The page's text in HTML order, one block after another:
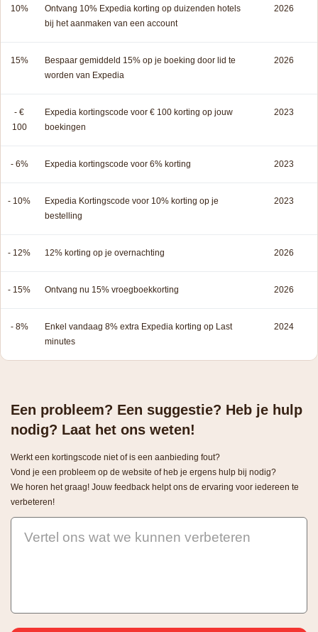
10%
Ontvang 10% Expedia korting op duizenden hotels
bij het aanmaken van een account
2026
15%
Bespaar gemiddeld 15% op je boeking door lid te
worden van Expedia
2026
- €
100
Expedia kortingscode voor € 100 korting op jouw
boekingen
2023
- 6% Expedia kortingscode voor 6% korting 2023
- 10%
Expedia Kortingscode voor 10% korting op je
bestelling
2023
- 12% 12% korting op je overnachting 2026
- 15% Ontvang nu 15% vroegboekkorting 2026
- 8%
Enkel vandaag 8% extra Expedia korting op Last
minutes
2024
Een probleem? Een suggestie? Heb je hulp
nodig? Laat het ons weten!
Werkt een kortingscode niet of is een aanbieding fout?
Vond je een probleem op de website of heb je ergens hulp bij nodig?
We horen het graag! Jouw feedback helpt ons de ervaring voor iedereen te
verbeteren!
Vertel ons wat we kunnen verbeteren